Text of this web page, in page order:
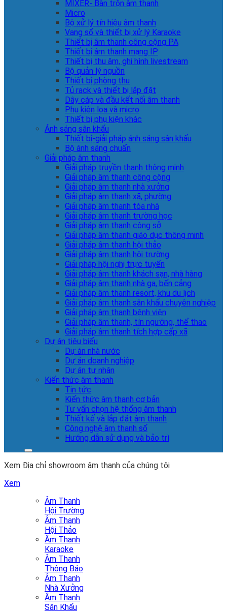
MIXER- Bàn trộn âm thanh
Micro
Bộ xử lý tín hiệu âm thanh
Vang số và thiết bị xử lý Karaoke
Thiết bị âm thanh công cộng PA
Thiết bị âm thanh mạng IP
Thiết bị thu âm, ghi hình livestream
Bộ quản lý nguồn
Thiết bị phòng thu
Tủ rack và thiết bị lắp đặt
Dây cáp và đầu kết nối âm thanh
Phụ kiện loa và micro
Thiết bị phụ kiện khác
Ánh sáng sân khấu
Thiết bị-giải pháp ánh sáng sân khấu
Bộ ánh sáng chuẩn
Giải pháp âm thanh
Giải pháp truyền thanh thông minh
Giải pháp âm thanh công cộng
Giải pháp âm thanh nhà xưởng
Giải pháp âm thanh xã, phường
Giải pháp âm thanh tòa nhà
Giải pháp âm thanh trường học
Giải pháp âm thanh công sở
Giải pháp âm thanh giáo dục thông minh
Giải pháp âm thanh hội thảo
Giải pháp âm thanh hội trường
Giải pháp hội nghị trực tuyến
Giải pháp âm thanh khách sạn, nhà hàng
Giải pháp âm thanh nhà ga, bến cảng
Giải pháp âm thanh resort, khu du lịch
Giải pháp âm thanh sân khấu chuyên nghiệp
Giải pháp âm thanh bệnh viện
Giải pháp âm thanh, tín ngưỡng, thể thao
Giải pháp âm thanh tích hợp cấp xã
Dự án tiêu biểu
Dự án nhà nước
Dự án doanh nghiệp
Dự án tư nhân
Kiến thức âm thanh
Tin tức
Kiến thức âm thanh cơ bản
Tư vấn chọn hệ thống âm thanh
Thiết kế và lắp đặt âm thanh
Công nghệ âm thanh số
Hướng dẫn sử dụng và bảo trì
Xem Địa chỉ showroom âm thanh của chúng tôi
Xem
Âm Thanh
Hội Trường
Âm Thanh
Hội Thảo
Âm Thanh
Karaoke
Âm Thanh
Thông Báo
Âm Thanh
Nhà Xưởng
Âm Thanh
Sân Khấu